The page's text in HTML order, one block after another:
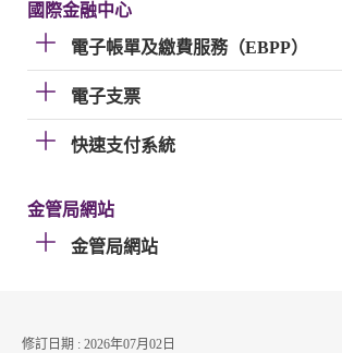
國際金融中心
電子帳單及繳費服務（EBPP）
電子支票
快速支付系統
金管局網站
金管局網站
修訂日期 : 2026年07月02日